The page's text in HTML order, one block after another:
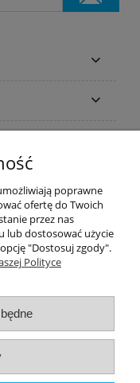
165-
poprawne
ofertę do Twoich
przez nas
lub dostosować użycie
"Dostosuj zgody".
Polityce